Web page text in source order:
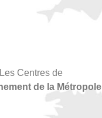
Centres de
de la Métropole